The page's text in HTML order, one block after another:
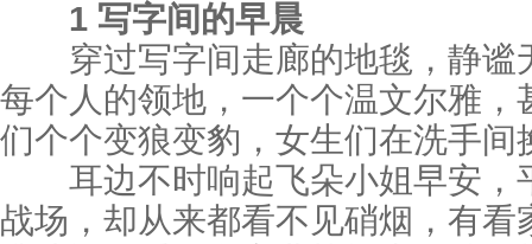
1 写字间的早晨
穿过写字间走廊的地毯，静谧
每个人的领地，一个个温文尔雅
们个个变狼变豹，女生们在洗手
耳边不时响起飞朵小姐早安，
战场，却从来都看不见硝烟，有